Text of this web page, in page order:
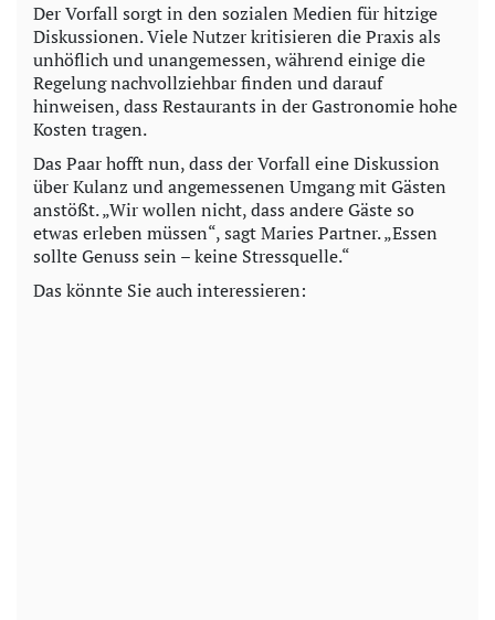
Der Vorfall sorgt in den sozialen Medien für hitzige
Diskussionen. Viele Nutzer kritisieren die Praxis als
unhöflich und unangemessen, während einige die
Regelung nachvollziehbar finden und darauf
hinweisen, dass Restaurants in der Gastronomie hohe
Kosten tragen.
Das Paar hofft nun, dass der Vorfall eine Diskussion
über Kulanz und angemessenen Umgang mit Gästen
anstößt. „Wir wollen nicht, dass andere Gäste so
etwas erleben müssen“, sagt Maries Partner. „Essen
sollte Genuss sein – keine Stressquelle.“
Das könnte Sie auch interessieren: